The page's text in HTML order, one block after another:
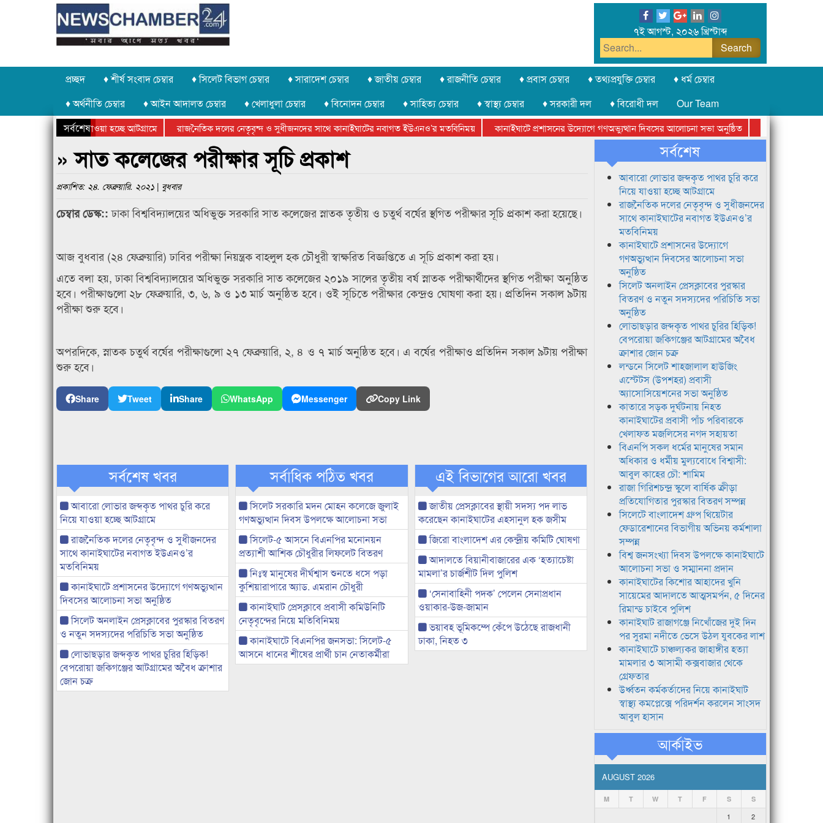
৭ই আগস্ট, ২০২৬ খ্রিস্টাব্দ
প্রচ্ছদ ♦ শীর্ষ সংবাদ চেম্বার ♦ সিলেট বিভাগ চেম্বার ♦ সারাদেশ চেম্বার ♦ জাতীয় চেম্বার ♦ রাজনীতি চেম্বার ♦ প্রবাস চেম্বার ♦ তথ্যপ্রযুক্তি চেম্বার
♦ ধর্ম চেম্বার
♦ অর্থনীতি চেম্বার
♦ আইন আদালত চেম্বার ♦ খেলাধুলা চেম্বার ♦ বিনোদন চেম্বার ♦ সাহিত্য চেম্বার ♦ স্বাস্থ্য চেম্বার ♦ সরকারী দল ♦ বিরোধী দল
Our Team
সর্বশেষ
চুরি করে নিয়ে যাওয়া হচ্ছে আটগ্রামে রাজনৈতিক দলের নেতৃবৃন্দ ও সুধীজনদের সাথে কানাইঘাটের নবাগত ইউএনও’র মতবিনিময় কানাইঘাটে প্রশাসনের উদ্যোগে গণঅভ্যুত্থান দিবসের আলোচনা সভা অনুষ্ঠিত
সিলেট অনলাইন
ক্রীড়া প্রতিযোগিতার পুরস্কার বিতরণ সম্পন্ন
সিলেটে বাংলাদেশ গ্রুপ থিয়েটার ফেডারেশানের বিভাগীয় অভিনয় কর্মশালা সম্পন্ন
» সাত কলেজের পরীক্ষার সূচি প্রকাশ
প্রকাশিত: ২৪. ফেব্রুয়ারি. ২০২১ | বুধবার
চেম্বার ডেস্ক::ঢাকা বিশ্ববিদ্যালয়ের অধিভুক্ত সরকারি সাত কলেজের স্নাতক তৃতীয় ও চতুর্থ বর্ষের স্থগিত পরীক্ষার সূচি প্রকাশ করা হয়েছে।
আজ বুধবার (২৪ ফেব্রুয়ারি) ঢাবির পরীক্ষা নিয়ন্ত্রক বাহলুল হক চৌধুরী স্বাক্ষরিত বিজ্ঞপ্তিতে এ সূচি প্রকাশ করা হয়।
এতে বলা হয়, ঢাকা বিশ্ববিদ্যালয়ের অধিভুক্ত সরকারি সাত কলেজের ২০১৯ সালের তৃতীয় বর্ষ স্নাতক পরীক্ষার্থীদের স্থগিত পরীক্ষা অনুষ্ঠিত
হবে। পরীক্ষাগুলো ২৮ ফেব্রুয়ারি, ৩, ৬, ৯ ও ১৩ মার্চ অনুষ্ঠিত হবে। ওই সূচিতে পরীক্ষার কেন্দ্রও ঘোষণা করা হয়। প্রতিদিন সকাল ৯টায়
পরীক্ষা শুরু হবে।
অপরদিকে, স্নাতক চতুর্থ বর্ষের পরীক্ষাগুলো ২৭ ফেব্রুয়ারি, ২, ৪ ও ৭ মার্চ অনুষ্ঠিত হবে। এ বর্ষের পরীক্ষাও প্রতিদিন সকাল ৯টায় পরীক্ষা
শুরু হবে।
Share Tweet Share WhatsApp Messenger Copy Link
সর্বশেষ খবর
আবারো লোভার জব্দকৃত পাথর চুরি করে
নিয়ে যাওয়া হচ্ছে আটগ্রামে
রাজনৈতিক দলের নেতৃবৃন্দ ও সুধীজনদের
সাথে কানাইঘাটের নবাগত ইউএনও’র
মতবিনিময়
কানাইঘাটে প্রশাসনের উদ্যোগে গণঅভ্যুত্থান
দিবসের আলোচনা সভা অনুষ্ঠিত
সিলেট অনলাইন প্রেসক্লাবের পুরস্কার বিতরণ
ও নতুন সদস্যদের পরিচিতি সভা অনুষ্ঠিত
লোভাছড়ার জব্দকৃত পাথর চুরির হিড়িক!
বেপরোয়া জকিগঞ্জের আটগ্রামের অবৈধ ক্রাশার
জোন চক্র
সর্বাধিক পঠিত খবর
সিলেট সরকারি মদন মোহন কলেজে জুলাই
গণঅভ্যুত্থান দিবস উপলক্ষে আলোচনা সভা
সিলেট-৫ আসনে বিএনপির মনোনয়ন
প্রত্যাশী আশিক চৌধুরীর লিফলেট বিতরণ
নিঃস্ব মানুষের দীর্ঘশ্বাস শুনতে ধসে পড়া
কুশিয়ারাপারে অ্যাড. এমরান চৌধুরী
কানাইঘাট প্রেসক্লাবে প্রবাসী কমিউনিটি
নেতৃবৃন্দের নিয়ে মতিবিনিময়
কানাইঘাটে বিএনপির জনসভা: সিলেট-৫
আসনে ধানের শীষের প্রার্থী চান নেতাকর্মীরা
এই বিভাগের আরো খবর
জাতীয় প্রেসক্লাবের স্থায়ী সদস্য পদ লাভ
করেছেন কানাইঘাটের এহসানুল হক জসীম
জিরো বাংলাদেশ এর কেন্দ্রীয় কমিটি ঘোষণা
আদালতে বিয়ানীবাজারের এক ‘হত্যাচেষ্টা
মামলা’র চার্জশীট দিল পুলিশ
‘সেনাবাহিনী পদক’ পেলেন সেনাপ্রধান
ওয়াকার-উজ-জামান
ভয়াবহ ভূমিকম্পে কেঁপে উঠেছে রাজধানী
ঢাকা, নিহত ৩
সর্বশেষ
আবারো লোভার জব্দকৃত পাথর চুরি করে
নিয়ে যাওয়া হচ্ছে আটগ্রামে
রাজনৈতিক দলের নেতৃবৃন্দ ও সুধীজনদের
সাথে কানাইঘাটের নবাগত ইউএনও’র
মতবিনিময়
কানাইঘাটে প্রশাসনের উদ্যোগে
গণঅভ্যুত্থান দিবসের আলোচনা সভা
অনুষ্ঠিত
সিলেট অনলাইন প্রেসক্লাবের পুরস্কার
বিতরণ ও নতুন সদস্যদের পরিচিতি সভা
অনুষ্ঠিত
লোভাছড়ার জব্দকৃত পাথর চুরির হিড়িক!
বেপরোয়া জকিগঞ্জের আটগ্রামের অবৈধ
ক্রাশার জোন চক্র
লন্ডনে সিলেট শাহজালাল হাউজিং
এস্টেটস (উপশহর) প্রবাসী
অ্যাসোসিয়েশনের সভা অনুষ্ঠিত
কাতারে সড়ক দুর্ঘটনায় নিহত
কানাইঘাটের প্রবাসী পাঁচ পরিবারকে
খেলাফত মজলিসের নগদ সহায়তা
বিএনপি সকল ধর্মের মানুষের সমান
অধিকার ও ধর্মীয় মুল্যবোধে বিশ্বাসী:
আবুল কাহের চৌ: শামিম
রাজা গিরিশচন্দ্র স্কুলে বার্ষিক ক্রীড়া
প্রতিযোগিতার পুরস্কার বিতরণ সম্পন্ন
সিলেটে বাংলাদেশ গ্রুপ থিয়েটার
ফেডারেশানের বিভাগীয় অভিনয় কর্মশালা
সম্পন্ন
বিশ্ব জনসংখ্যা দিবস উপলক্ষে কানাইঘাটে
আলোচনা সভা ও সম্মাননা প্রদান
কানাইঘাটের কিশোর আহাদের খুনি
সায়েমের আদালতে আত্মসমর্পন, ৫ দিনের
রিমান্ড চাইবে পুলিশ
কানাইঘাট রাজাগঞ্জে নিখোঁজের দুই দিন
পর সুরমা নদীতে ভেসে উঠল যুবকের লাশ
কানাইঘাটে চাঞ্চল্যকর জাহাঙ্গীর হত্যা
মামলার ৩ আসামী কক্সবাজার থেকে
গ্রেফতার
উর্ধ্বতন কর্মকর্তাদের নিয়ে কানাইঘাট
স্বাস্থ্য কমপ্লেক্সে পরিদর্শন করলেন সাংসদ
আবুল হাসান
আর্কাইভ
AUGUST 2026
M T W T F S S
1
2